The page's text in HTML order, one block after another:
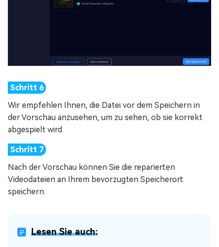
Wir empfehlen Ihnen, die Datei vor dem Speichern in
der Vorschau anzusehen, um zu sehen, ob sie korrekt
abgespielt wird.
Nach der Vorschau können Sie die reparierten
Videodateien an Ihrem bevorzugten Speicherort
speichern.
Lesen Sie auch: